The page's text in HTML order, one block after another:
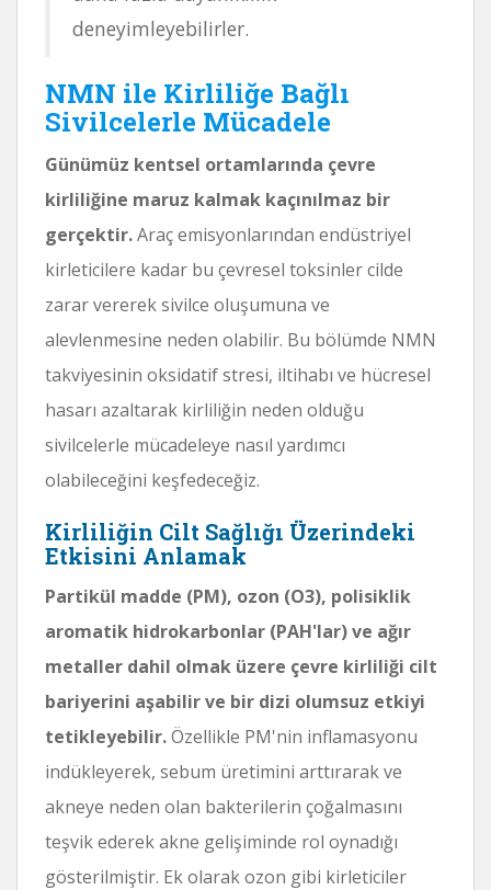
deneyimleyebilirler.
NMN ile Kirliliğe Bağlı
Sivilcelerle Mücadele
Günümüz kentsel ortamlarında çevre
kirliliğine maruz kalmak kaçınılmaz bir
gerçektir.Araç emisyonlarından endüstriyel
kirleticilere kadar bu çevresel toksinler cilde
zarar vererek sivilce oluşumuna ve
alevlenmesine neden olabilir. Bu bölümde NMN
takviyesinin oksidatif stresi, iltihabı ve hücresel
hasarı azaltarak kirliliğin neden olduğu
sivilcelerle mücadeleye nasıl yardımcı
olabileceğini keşfedeceğiz.
Kirliliğin Cilt Sağlığı Üzerindeki
Etkisini Anlamak
Partikül madde (PM), ozon (O3), polisiklik
aromatik hidrokarbonlar (PAH'lar) ve ağır
metaller dahil olmak üzere çevre kirliliği cilt
bariyerini aşabilir ve bir dizi olumsuz etkiyi
tetikleyebilir.Özellikle PM'nin inflamasyonu
indükleyerek, sebum üretimini arttırarak ve
akneye neden olan bakterilerin çoğalmasını
teşvik ederek akne gelişiminde rol oynadığı
gösterilmiştir. Ek olarak ozon gibi kirleticiler